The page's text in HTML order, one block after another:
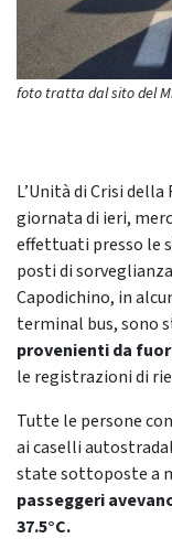
foto tratta dal sito del
L’Unità di Crisi
giornata di ieri,
effettuati presso le
posti di
Capodichino, in
terminal bus, sono
provenienti da
le registrazioni di
Tutte le persone
ai caselli
state sottoposte a
passeggeri
37.5°C.